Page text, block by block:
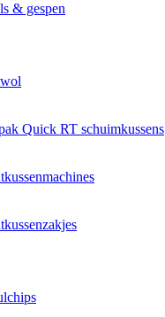
& gespen
Quick RT schuimkussens